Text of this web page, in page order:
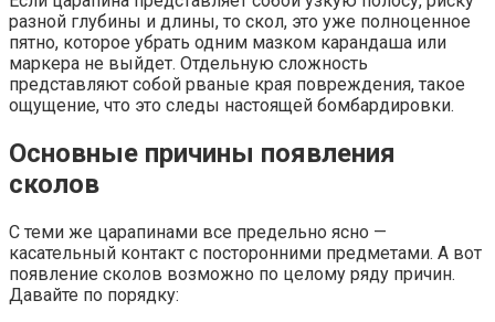
разной глубины и длины, то скол, это уже полноценное
пятно, которое убрать одним мазком карандаша или
маркера не выйдет. Отдельную сложность
представляют собой рваные края повреждения, такое
ощущение, что это следы настоящей бомбардировки.
Основные причины появления
сколов
С теми же царапинами все предельно ясно —
касательный контакт с посторонними предметами. А вот
появление сколов возможно по целому ряду причин.
Давайте по порядку: